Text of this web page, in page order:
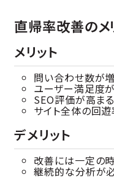
直帰率改善のメ
メリット
問い合わせ数が
ユーザー満足度
SEO評価が高まる
サイト全体の回
デメリット
改善には一定の
継続的な分析が